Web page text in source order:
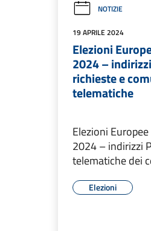
NOTIZIE
19 APRILE 2024
Elezioni
2024 –
richieste e
telematiche
Elezioni
2024 – indirizzi
telematiche dei
Elezioni